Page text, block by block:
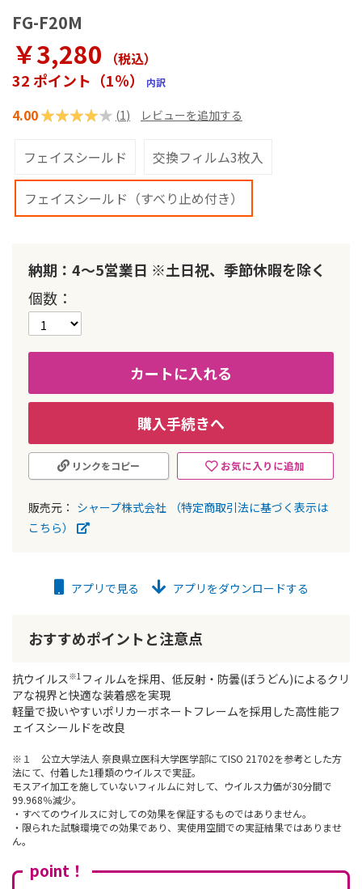
FG-F20M
￥3,280 （税込）
32 ポイント（1％） 内訳
評価:
4.00 (1) レビューを追加する
フェイスシールド 交換フィルム3枚入
フェイスシールド（すべり止め付き）
納期：4～5営業日 ※土日祝、季節休暇を除く
個数
カートに入れる
購入手続きへ
お気に入りに追加
リンクをコピー
販売元： シャープ株式会社
（特定商取引法に基づく表示は
こちら）
ャ
リ
ー
の
初
移
す
る
アプリで見る アプリをダウンロードする
おすすめポイントと注意点
抗ウイルス※1 フィルムを採用、低反射・防曇(ぼうどん)によるクリ
アな視界と快適な装着感を実現
軽量で扱いやすいポリカーボネートフレームを採用した高性能フ
ェイスシールドを改良
※１ 公立大学法人 奈良県立医科大学医学部にてISO 21702を参考とした方
法にて、付着した1種類のウイルスで実証。
モスアイ加工を施していないフィルムに対して、ウイルス力価が30分間で
99.968％減少。
・すべてのウイルスに対しての効果を保証するものではありません。
・限られた試験環境での効果であり、実使用空間での実証結果ではありませ
ん。
point！